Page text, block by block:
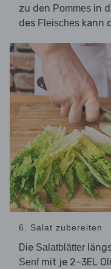
zu den Pommes in
des Fleisches kann
6. Salat zubereiten
Die Salatblätter
Senfmit je 2–3EL